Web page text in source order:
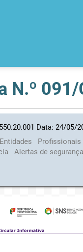
N.º
Data: 24/05/
Entidades Profissionais
Alertas de segurança